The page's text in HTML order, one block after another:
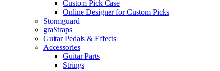
Custom Pick Case
Online Designer for Custom Picks
Stormguard
graStraps
Guitar Pedals & Effects
Accessories
Guitar Parts
Strings